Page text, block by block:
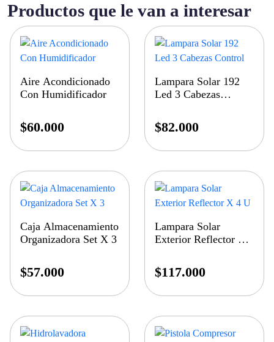
Productos que le van a interesar
Aire Acondicionado
Con Humidificador
$60.000
Lampara Solar 192
Led 3 Cabezas
$82.000
Caja Almacenamiento
Organizadora Set X 3
$57.000
Lampara Solar
Exterior Reflector X
$117.000